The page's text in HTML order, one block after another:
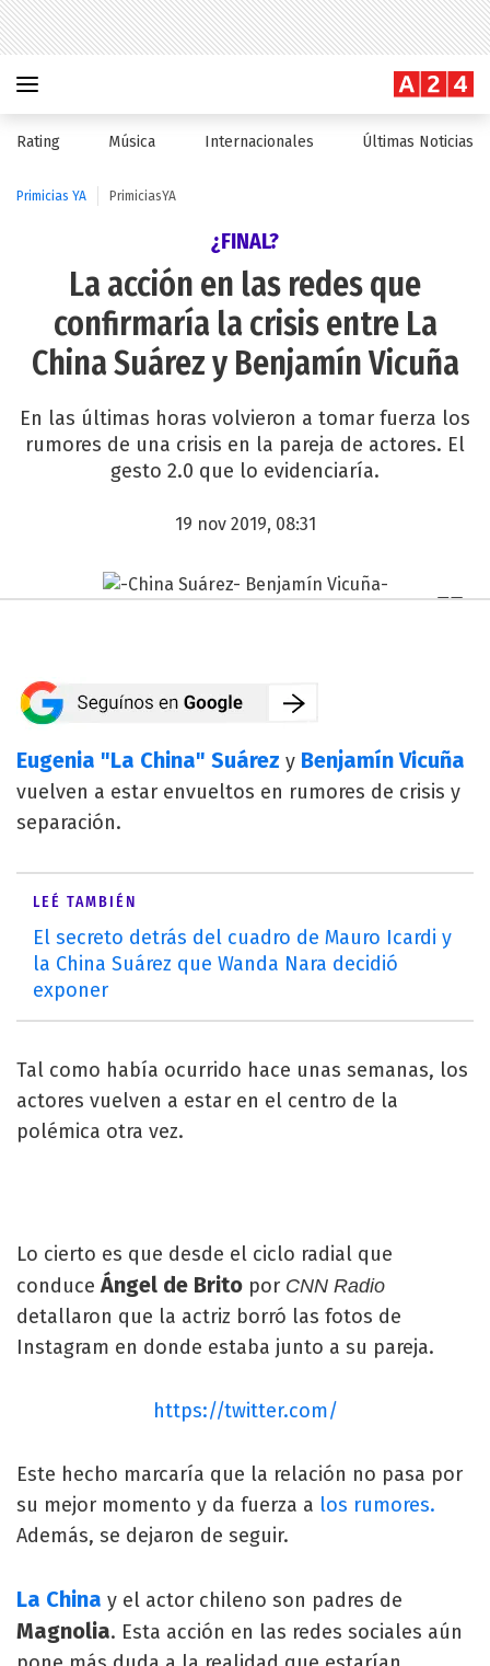
Rating Música Internacionales Últimas Noticias
Primicias YA PrimiciasYA
¿FINAL?
La acción en las redes que
confirmaría la crisis entre La
China Suárez y Benjamín Vicuña
En las últimas horas volvieron a tomar fuerza los
rumores de una crisis en la pareja de actores. El
gesto 2.0 que lo evidenciaría.
19 nov 2019, 08:31
Eugenia "La China" Suárez y Benjamín Vicuña
vuelven a estar envueltos en rumores de crisis y
separación.
LEÉ TAMBIÉN
El secreto detrás del cuadro de Mauro Icardi y
la China Suárez que Wanda Nara decidió
exponer
Tal como había ocurrido hace unas semanas, los
actores vuelven a estar en el centro de la
polémica otra vez.
Lo cierto es que desde el ciclo radial que
conduceÁngel de Brito por CNN Radio
detallaron que la actriz borró las fotos de
Instagram en donde estaba junto a su pareja.
https://twitter.com/
Este hecho marcaría que la relación no pasa por
su mejor momento y da fuerza a los rumores.
Además, se dejaron de seguir.
La China y el actor chileno son padres de
Magnolia. Esta acción en las redes sociales aún